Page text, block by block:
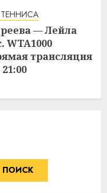
— Лейла
WTA1000
трансляция
ПОИСК